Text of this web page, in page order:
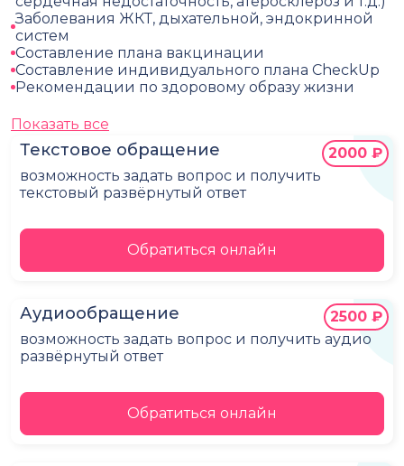
Текстовое обращение
возможность задать вопрос и получить
текстовый развёрнутый ответ
2000 ₽
Обратиться онлайн
Аудиообращение
возможность задать вопрос и получить аудио
развёрнутый ответ
2500 ₽
Обратиться онлайн
Заболевания ЖКТ, дыхательной, эндокринной
систем
Составление плана вакцинации
Составление индивидуального плана CheckUp
Рекомендации по здоровому образу жизни
Показать все